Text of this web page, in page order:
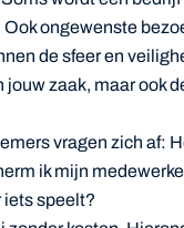
ongewenste
de sfeer en
jouw zaak, maar ook
vragen zich af:
ik mijn
iets speelt?